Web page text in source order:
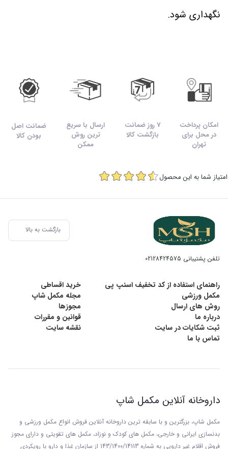
نگهداری شود.
امکان پرداخت
در محل برای
تهران
7 روز ضمانت
بازگشت کالا
ارسال با سریع
ترین روش
ممکن
ضمانت اصل
بودن کالا
امتیاز شما به این محصول
بازگشت به بالا
تلفن پشتیبانی 02128424575
راهنمای استفاده از کد تخفیف اسنپ پی
خرید اقساطی
مکمل ورزشی
مجله مکمل شاپ
روش های ارسال
مجوزها
درباره ما
قوانین و مقررات
ثبت شکایات در سایت
نقشه سایت
تماس با ما
داروخانه آنلاین مکمل شاپ
مکمل شاپ، بزرگترین و با سابقه ترین داروخانه آنلاین فروش انواع مکمل ورزشی و
بدنسازی ایرانی و خارجی، مکمل های کودک و نوزاد، مکمل های تقویتی و دارای مجوز
فروش اقلام غیر دارویی به شماره 143/1400/14113 از
سازمان غذا و دارو با رويکردی